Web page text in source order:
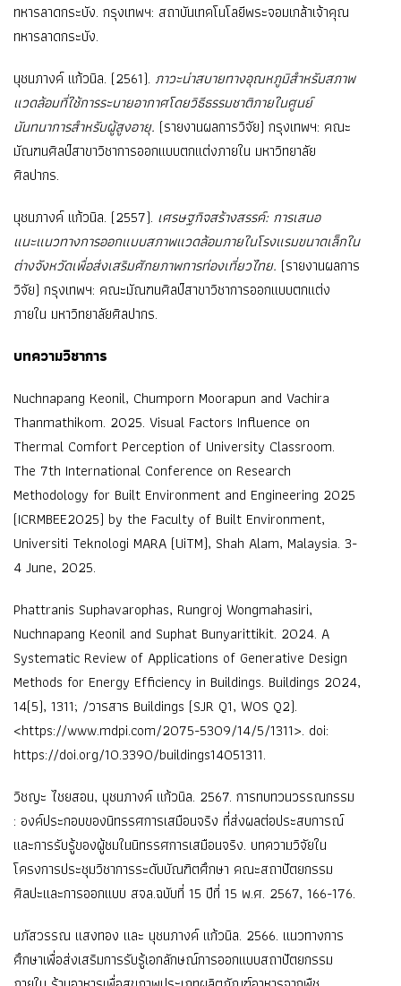
ทหารลาดกระบัง. กรุงเทพฯ: สถาบันเทคโนโลยีพระจอมเกล้าเจ้าคุณ
ทหารลาดกระบัง.
นุชนภางค์ แก้วนิล. (2561). ภาวะน่าสบายทางอุณหภูมิสำหรับสภาพ
แวดล้อมที่ใช้การระบายอากาศโดยวิธีธรรมชาติภายในศูนย์
นันทนาการสำหรับผู้สูงอายุ. (รายงานผลการวิจัย) กรุงเทพฯ: คณะ
มัณฑนศิลป์สาขาวิชาการออกแบบตกแต่งภายใน มหาวิทยาลัย
ศิลปากร.
นุชนภางค์ แก้วนิล. (2557). เศรษฐกิจสร้างสรรค์: การเสนอ
แนะแนวทางการออกแบบสภาพแวดล้อมภายในโรงแรมขนาดเล็กใน
ต่างจังหวัดเพื่อส่งเสริมศักยภาพการท่องเที่ยวไทย. (รายงานผลการ
วิจัย) กรุงเทพฯ: คณะมัณฑนศิลป์สาขาวิชาการออกแบบตกแต่ง
ภายใน มหาวิทยาลัยศิลปากร.
บทความวิชาการ
Nuchnapang Keonil, Chumporn Moorapun and Vachira
Thanmathikom. 2025. Visual Factors Influence on
Thermal Comfort Perception of University Classroom.
The 7th International Conference on Research
Methodology for Built Environment and Engineering 2025
(ICRMBEE2025) by the Faculty of Built Environment,
Universiti Teknologi MARA (UiTM), Shah Alam, Malaysia. 3-
4 June, 2025.
Phattranis Suphavarophas, Rungroj Wongmahasiri,
Nuchnapang Keonil and Suphat Bunyarittikit. 2024. A
Systematic Review of Applications of Generative Design
Methods for Energy Efficiency in Buildings. Buildings 2024,
14(5), 1311; /วารสาร Buildings (SJR Q1, WOS Q2).
<https://www.mdpi.com/2075-5309/14/5/1311>. doi:
https://doi.org/10.3390/buildings14051311.
วิชญะ ไชยสอน, นุชนภางค์ แก้วนิล. 2567. การทบทวนวรรณกรรม
: องค์ประกอบของนิทรรศการเสมือนจริง ที่ส่งผลต่อประสบการณ์
และการรับรู้ของผู้ชมในนิทรรศการเสมือนจริง. บทความวิจัยใน
โครงการประชุมวิชาการระดับบัณฑิตศึกษา คณะสถาปัตยกรรม
ศิลปะและการออกแบบ สจล.ฉบับที่ 15 ปีที่ 15 พ.ศ. 2567, 166-176.
นภัสวรรณ แสงทอง และ นุชนภางค์ แก้วนิล. 2566. แนวทางการ
ศึกษาเพื่อส่งเสริมการรับรู้เอกลักษณ์การออกแบบสถาปัตยกรรม